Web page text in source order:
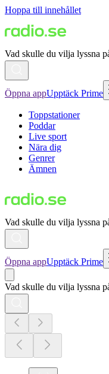
Hoppa till innehållet
Vad skulle du vilja lyssna
Öppna appUpptäck Prime
Toppstationer
Poddar
Live sport
Nära dig
Genrer
Ämnen
Vad skulle du vilja lyssna
Öppna appUpptäck Prime
Vad skulle du vilja lyssna